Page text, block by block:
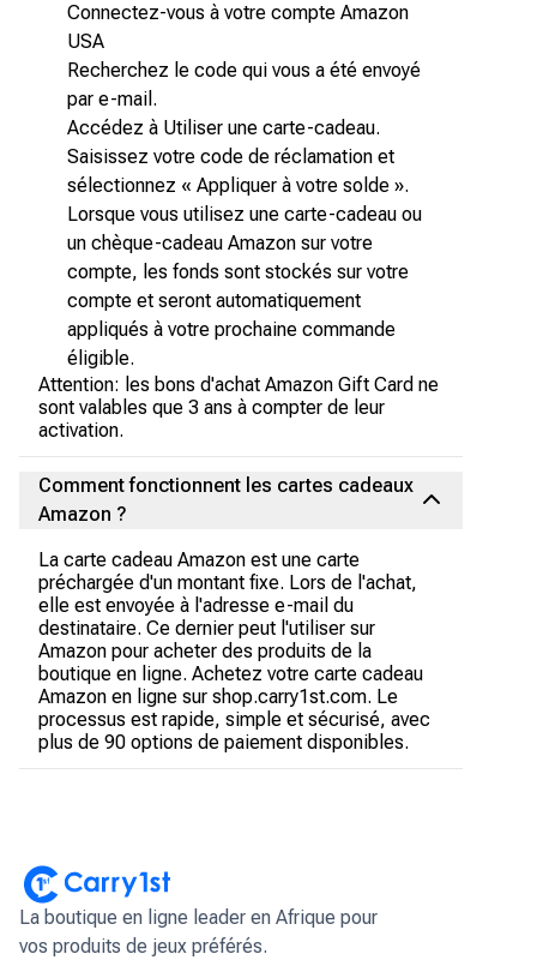
Connectez-vous à votre compte Amazon
USA
Recherchez le code qui vous a été envoyé
par e-mail.
Accédez à Utiliser une carte-cadeau.
Saisissez votre code de réclamation et
sélectionnez « Appliquer à votre solde ».
Lorsque vous utilisez une carte-cadeau ou
un chèque-cadeau Amazon sur votre
compte, les fonds sont stockés sur votre
compte et seront automatiquement
appliqués à votre prochaine commande
éligible.
Attention: les bons d'achat Amazon Gift Card ne
sont valables que 3 ans à compter de leur
activation.
Comment fonctionnent les cartes cadeaux
Amazon ?
La carte cadeau Amazon est une carte
préchargée d'un montant fixe. Lors de l'achat,
elle est envoyée à l'adresse e-mail du
destinataire. Ce dernier peut l'utiliser sur
Amazon pour acheter des produits de la
boutique en ligne. Achetez votre carte cadeau
Amazon en ligne sur shop.carry1st.com. Le
processus est rapide, simple et sécurisé, avec
plus de 90 options de paiement disponibles.
La boutique en ligne leader en Afrique pour
vos produits de jeux préférés.